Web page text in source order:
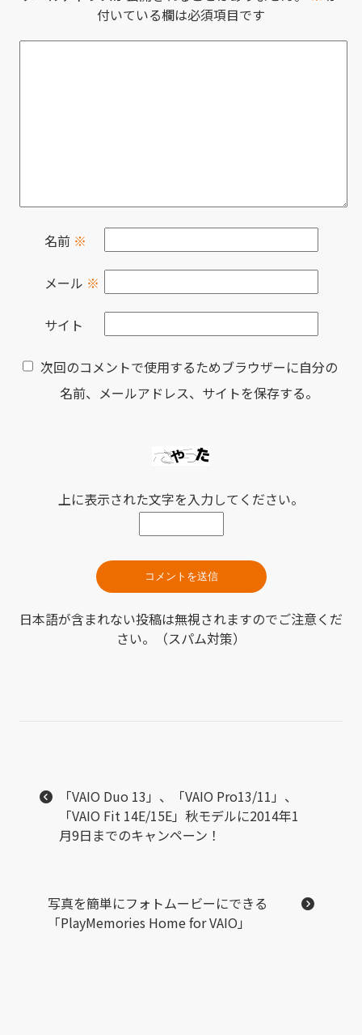
付いている欄は必須項目です
名前 ※
メール ※
サイト
次回のコメントで使用するためブラウザーに自分の
名前、メールアドレス、サイトを保存する。
上に表示された文字を入力してください。
日本語が含まれない投稿は無視されますのでご注意くだ
さい。（スパム対策）
「VAIO Duo 13」、「VAIO Pro13/11」、
「VAIO Fit 14E/15E」秋モデルに2014年1
月9日までのキャンペーン！
写真を簡単にフォトムービーにできる
「PlayMemories Home for VAIO」